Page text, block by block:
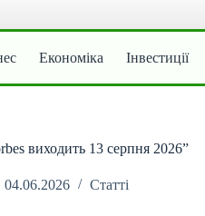
Економіка Інвестиції
виходить 13 серпня 2026”
04.06.2026 Статті